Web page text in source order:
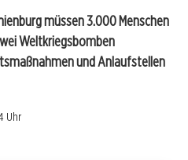
müssen 3.000 Menschen
Weltkriegsbomben
und Anlaufstellen
Uhr